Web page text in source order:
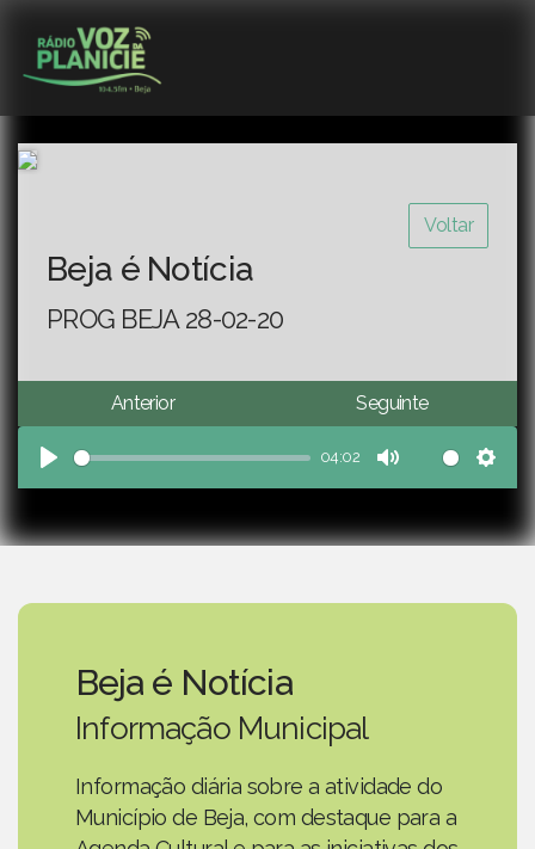
Voltar
Beja é Notícia
PROG BEJA 28-02-20
Anterior Seguinte
Play
04:02
Mute
Beja é Notícia
Informação Municipal
Informação diária sobre a atividade do
Município de Beja, com destaque para a